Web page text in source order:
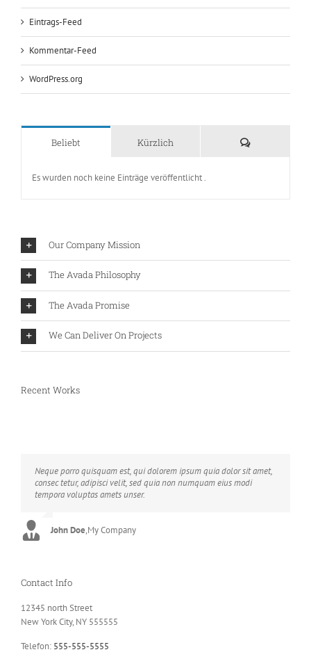
Eintrags-Feed
Kommentar-Feed
WordPress.org
Beliebt Kürzlich Kommentare
Es wurden noch keine Einträge veröffentlicht .
Our Company Mission
The Avada Philosophy
The Avada Promise
We Can Deliver On Projects
Recent Works
Neque porro quisquam est, qui dolorem ipsum quia dolor sit amet,
consec tetur, adipisci velit, sed quia non numquam eius modi
tempora voluptas amets unser.
John Doe,My Company
Aliquam erat volutpat. Quisque at est id ligula facilisis laoreet eget
pulvinar nibh. Suspendisse at ultrices dui. Curabitur ac felis arcu
sadips ipsums fugiats nemis.
Luke Beck,Theme Fusion
Contact Info
12345 north Street
New York City, NY 555555
Telefon: 555-555-5555